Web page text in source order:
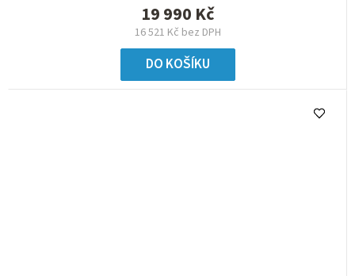
16 521 Kč bez DPH
19 990 Kč
DO KOŠÍKU